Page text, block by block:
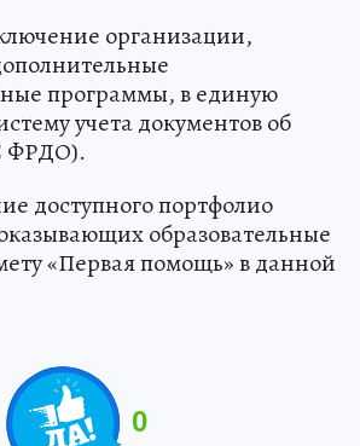
организации,
программы, в единую
учета документов об
ФРДО).
доступного портфолио
образовательные
«Первая помощь» в данной
0